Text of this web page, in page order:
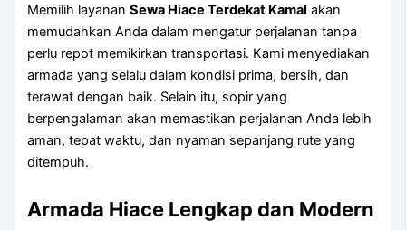
Memilih layananSewa Hiace Terdekat Kamal akan
memudahkan Anda dalam mengatur perjalanan tanpa
perlu repot memikirkan transportasi. Kami menyediakan
armada yang selalu dalam kondisi prima, bersih, dan
terawat dengan baik. Selain itu, sopir yang
berpengalaman akan memastikan perjalanan Anda lebih
aman, tepat waktu, dan nyaman sepanjang rute yang
ditempuh.
Armada Hiace Lengkap dan Modern